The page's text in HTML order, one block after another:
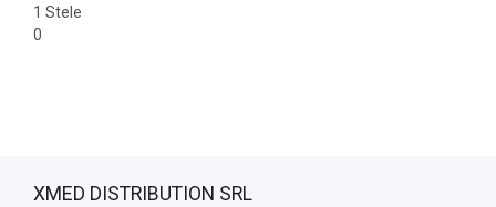
1 Stele
0
XMED DISTRIBUTION SRL